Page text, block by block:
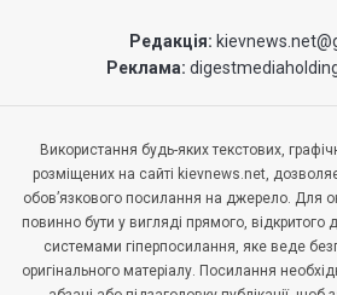
Редакція:
Реклама:
Використання будь-яких текстових,
розміщених на сайті kievnews.net,
обов’язкового посилання на джерело. Для
повинно бути у вигляді прямого, відкритого
системами гіперпосилання, яке веде
оригінального матеріалу. Посилання